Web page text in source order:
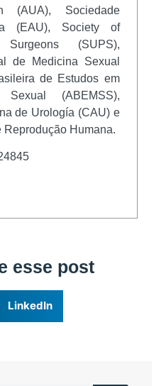
(AUA), Sociedade
(EAU), Society of
(SUPS),
de Medicina Sexual
de Estudos em
(ABEMSS),
de Urología (CAU) e
Humana.
esse post
LinkedIn